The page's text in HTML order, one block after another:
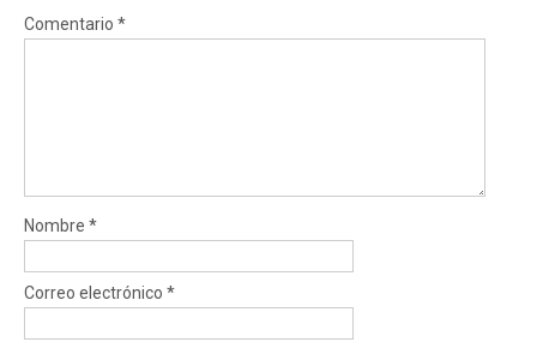
Comentario *
Nombre *
Correo electrónico *